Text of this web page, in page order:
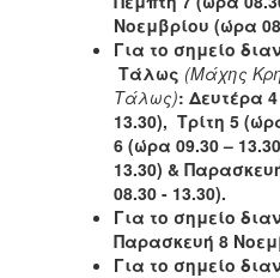
Σταθμών
Δημοτικό
Ιατρείο
Ξενώνας
Φιλοξενίας
Γυναικών
Κέντρο
Κοινότητας
Κοινωνικό
Νοεμβρίου (ώρα
Για το σημείο
Τάλως (Μάχης
Τάλως): Δευτέρα
13.30), Τρίτη 5
6 (ώρα 09.30 –
13.30) &
08.30 - 13.30).
Για το σημείο
Παρασκευή 8
Για το σημείο